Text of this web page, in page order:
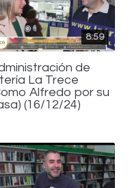
8:59
de
La Trece
Alfredo por su
(16/12/24)